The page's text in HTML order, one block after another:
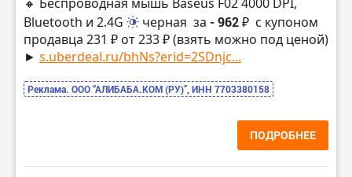
Bluetooth и 2.4G
черная за - 962 ₽ с купоном
продавца 231 ₽ от 233 ₽ (взять можно под ценой)
► s.uberdeal.ru/bhNs?erid=2SDnjc...
Реклама. ООО “АЛИБАБА.КОМ (РУ)”, ИНН 7703380158
ПОДРОБНЕЕ